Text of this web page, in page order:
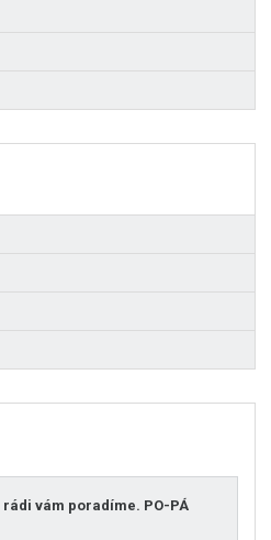
vám poradíme. PO-PÁ